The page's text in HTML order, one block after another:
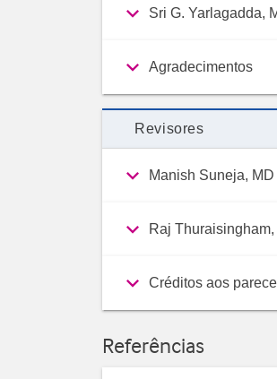
Sri G. Yarlagadda,
Agradecimentos
Revisores
Manish Suneja, MD
Raj
Créditos aos
Referências